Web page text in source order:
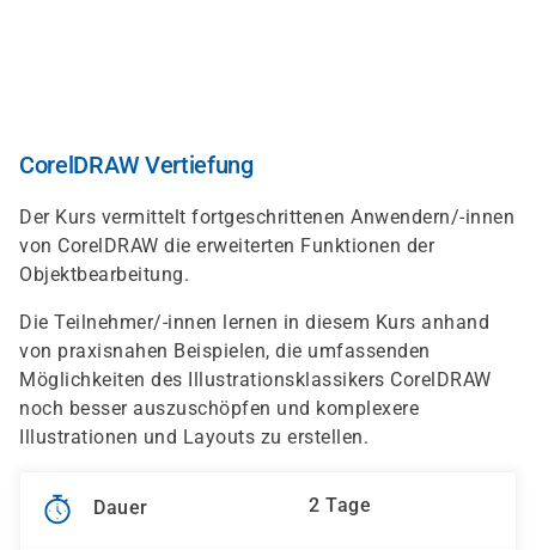
CorelDRAW Vertiefung
Der Kurs vermittelt fortgeschrittenen Anwendern/-innen
von CorelDRAW die erweiterten Funktionen der
Objektbearbeitung.
Die Teilnehmer/-innen lernen in diesem Kurs anhand
von praxisnahen Beispielen, die umfassenden
Möglichkeiten des Illustrationsklassikers CorelDRAW
noch besser auszuschöpfen und komplexere
Illustrationen und Layouts zu erstellen.
Dauer 2 Tage